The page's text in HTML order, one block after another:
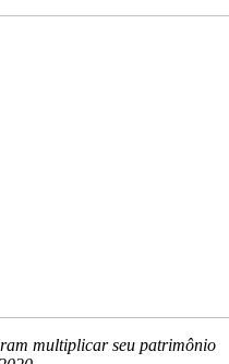
multiplicar seu patrimônio